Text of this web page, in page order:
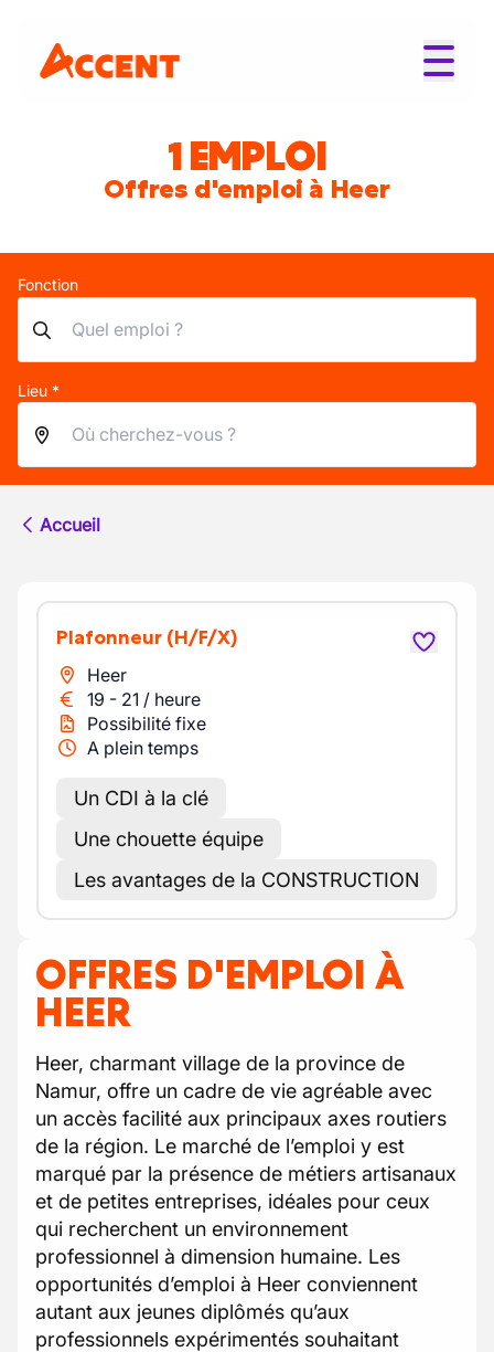
1 EMPLOI
Offres d'emploi à Heer
Fonction
Lieu *
Accueil
Plafonneur (H/F/X)
Heer
19 - 21 / heure
Possibilité fixe
A plein temps
Un CDI à la clé
Une chouette équipe
Les avantages de la CONSTRUCTION
OFFRES D'EMPLOI À
HEER
Heer, charmant village de la province de
Namur, offre un cadre de vie agréable avec
un accès facilité aux principaux axes routiers
de la région. Le marché de l’emploi y est
marqué par la présence de métiers artisanaux
et de petites entreprises, idéales pour ceux
qui recherchent un environnement
professionnel à dimension humaine. Les
opportunités d’emploi à Heer conviennent
autant aux jeunes diplômés qu’aux
professionnels expérimentés souhaitant